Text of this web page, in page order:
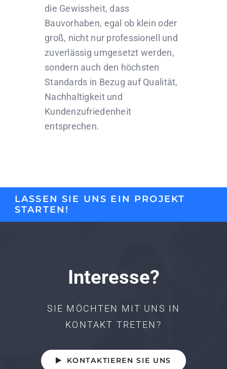
die Gewissheit, dass
Bauvorhaben, egal ob klein oder
groß, nicht nur professionell und
zuverlässig umgesetzt werden,
sondern auch den höchsten
Standards in Bezug auf Qualität,
Nachhaltigkeit und
Kundenzufriedenheit
entsprechen.
LASSEN SIE UNS EIN PROJEKT
STARTEN!
Interesse?
SIE MÖCHTEN MIT UNS IN
KONTAKT TRETEN?
KONTAKTIEREN SIE UNS